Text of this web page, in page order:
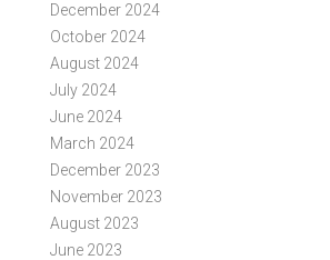
December 2024
October 2024
August 2024
July 2024
June 2024
March 2024
December 2023
November 2023
August 2023
June 2023